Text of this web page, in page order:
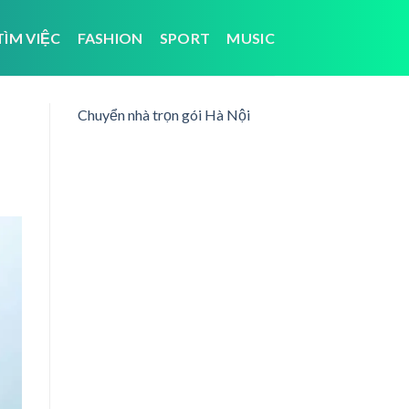
VIỆC FASHION SPORT MUSIC
Chuyển nhà trọn gói Hà Nội